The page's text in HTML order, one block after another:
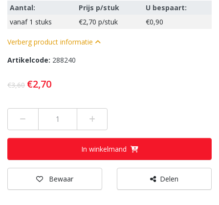
Aantal: Prijs p/stuk
U bespaart:
vanaf 1 stuks €2,70 p/stuk €0,90
Verberg product informatie
Artikelcode: 288240
€3,60 €2,70
In winkelmand
Bewaar Delen